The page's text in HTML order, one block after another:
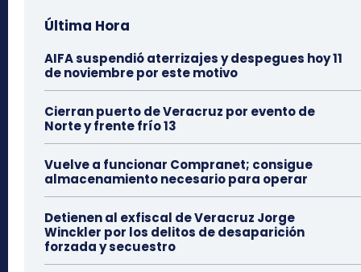
Última Hora
AIFA suspendió aterrizajes y despegues hoy 11
de noviembre por este motivo
Cierran puerto de Veracruz por evento de
Norte y frente frío 13
Vuelve a funcionar Compranet; consigue
almacenamiento necesario para operar
Detienen al exfiscal de Veracruz Jorge
Winckler por los delitos de desaparición
forzada y secuestro